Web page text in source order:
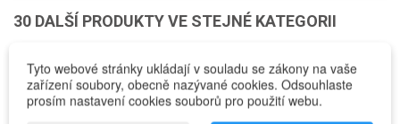
30 DALŠÍ PRODUKTY VE STEJNÉ KATEGORII
Tyto webové stránky ukládají v souladu se zákony na vaše
zařízení soubory, obecně nazývané cookies. Odsouhlaste
prosím nastavení cookies souborů pro použití webu.